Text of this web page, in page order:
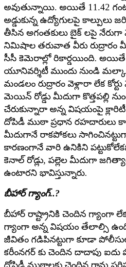
అవుతున్నాయి. అయితే 11.42
అడ్డుకున్న ఉద్యోగులపై కాల్పులు
తీసిన అగంతకులు బైక్ లపై
నిమిషాల తరువాత వీరు రుద్రారం
సీసీ కెమెరాల్లో రికార్డయింది.
యూనివర్శిటీ ముందు నుండి
మండలం రుద్రారం వెళ్లారా లేక కోర్టు
మెయిన్ రోడ్డు మీదుగా కొత్తపల్లి
చేరుకున్నారా అన్న విషయంపై
దోపిడీ ముఠా ప్రధాన రహదారులు
మీదుగానే రాకపోకలు
కారణంగానే వారి ఉనికిని
కెనాల్ రోడ్లు, పల్లెల మీదుగా
ఉంటారని భావిస్తున్నారు.
బీహార్ గ్యాంగ్..?
బీహార్ రాష్ట్రానికి చెందిన గ్యాంగా
గ్యాంగా అన్న విషయం తేలాల్సి
జీవితం గడిపినట్టుగా కూడా
కరీంనగర్ కు చెందిన దాదాపు
దోపిడీ ముఠాలకు చెందిన గ్రామ